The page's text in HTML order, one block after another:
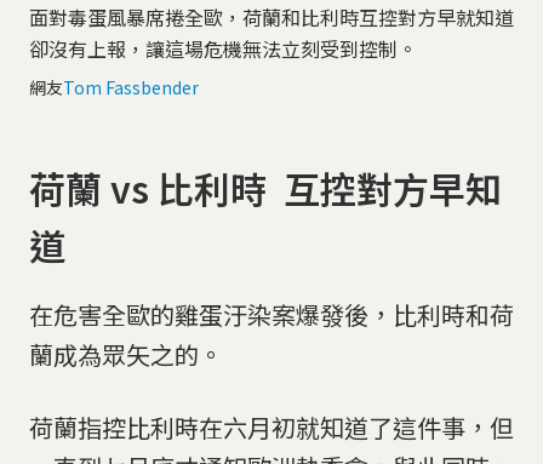
面對毒蛋風暴席捲全歐，荷蘭和比利時互控對方早就知道
卻沒有上報，讓這場危機無法立刻受到控制。
網友Tom Fassbender
荷蘭 vs 比利時 互控對方早知
道
在危害全歐的雞蛋汙染案爆發後，比利時和荷
蘭成為眾矢之的。
荷蘭指控比利時在六月初就知道了這件事，但